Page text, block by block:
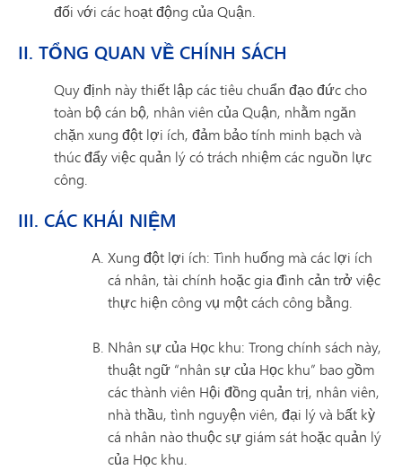
đối với các hoạt động của Quận.
II. TỔNG QUAN VỀ CHÍNH SÁCH
Quy định này thiết lập các tiêu chuẩn đạo đức cho
toàn bộ cán bộ, nhân viên của Quận, nhằm ngăn
chặn xung đột lợi ích, đảm bảo tính minh bạch và
thúc đẩy việc quản lý có trách nhiệm các nguồn lực
công.
III. CÁC KHÁI NIỆM
Xung đột lợi ích: Tình huống mà các lợi ích
cá nhân, tài chính hoặc gia đình cản trở việc
thực hiện công vụ một cách công bằng.
Nhân sự của Học khu: Trong chính sách này,
thuật ngữ “nhân sự của Học khu” bao gồm
các thành viên Hội đồng quản trị, nhân viên,
nhà thầu, tình nguyện viên, đại lý và bất kỳ
cá nhân nào thuộc sự giám sát hoặc quản lý
của Học khu.